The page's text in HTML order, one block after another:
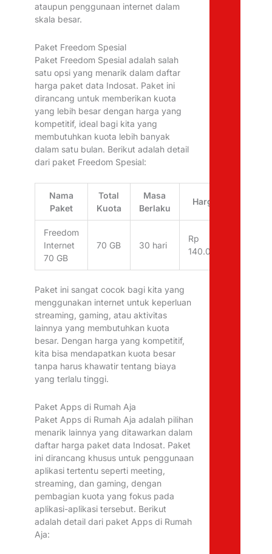
ataupun penggunaan internet dalam
skala besar.
Paket Freedom Spesial
Paket Freedom Spesial adalah salah
satu opsi yang menarik dalam daftar
harga paket data Indosat. Paket ini
dirancang untuk memberikan kuota
yang lebih besar dengan harga yang
kompetitif, ideal bagi kita yang
membutuhkan kuota lebih banyak
dalam satu bulan. Berikut adalah detail
dari paket Freedom Spesial:
Nama
Paket
Total
Kuota
Masa
Berlaku
Harga
Freedom
Internet
70 GB
70 GB 30 hari
Rp
140.000
Paket ini sangat cocok bagi kita yang
menggunakan internet untuk keperluan
streaming, gaming, atau aktivitas
lainnya yang membutuhkan kuota
besar. Dengan harga yang kompetitif,
kita bisa mendapatkan kuota besar
tanpa harus khawatir tentang biaya
yang terlalu tinggi.
Paket Apps di Rumah Aja
Paket Apps di Rumah Aja adalah pilihan
menarik lainnya yang ditawarkan dalam
daftar harga paket data Indosat. Paket
ini dirancang khusus untuk penggunaan
aplikasi tertentu seperti meeting,
streaming, dan gaming, dengan
pembagian kuota yang fokus pada
aplikasi-aplikasi tersebut. Berikut
adalah detail dari paket Apps di Rumah
Aja: